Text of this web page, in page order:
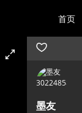
首页
墨友